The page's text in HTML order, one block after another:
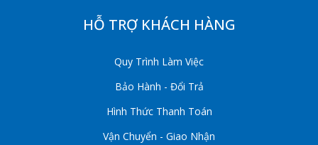
HỖ TRỢ KHÁCH HÀNG
Quy Trình Làm Việc
Bảo Hành - Đổi Trả
Hình Thức Thanh Toán
Vận Chuyển - Giao Nhận